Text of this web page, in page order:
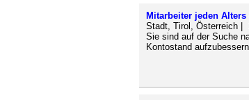
Mitarbeiter jeden Alters
Stadt, Tirol, Österreich |
Sie sind auf der Suche
Kontostand